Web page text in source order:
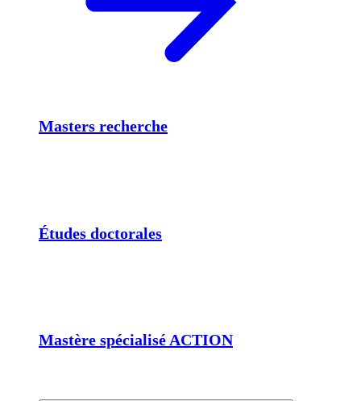
Masters recherche
Études doctorales
Mastère spécialisé ACTION